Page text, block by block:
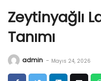
Zeytinyağlı
Tanımı
admin - Mayıs 24, 2026